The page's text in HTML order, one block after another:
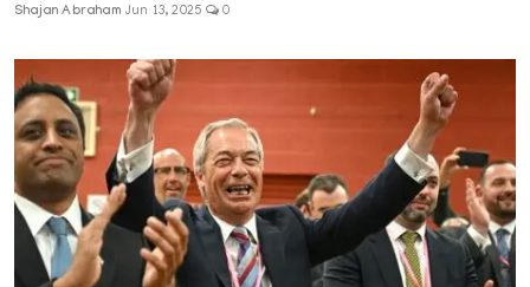
Shajan Abraham Jun 13, 2025 0